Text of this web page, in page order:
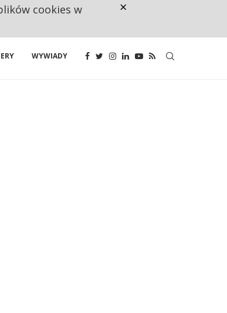
WYWIADY
cookies w
×